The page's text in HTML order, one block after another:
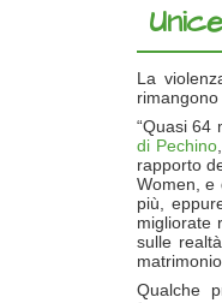
La
“Quasi 64
di Pechino
rapporto
Women, e
più,
migliorate
sulle
Qualche